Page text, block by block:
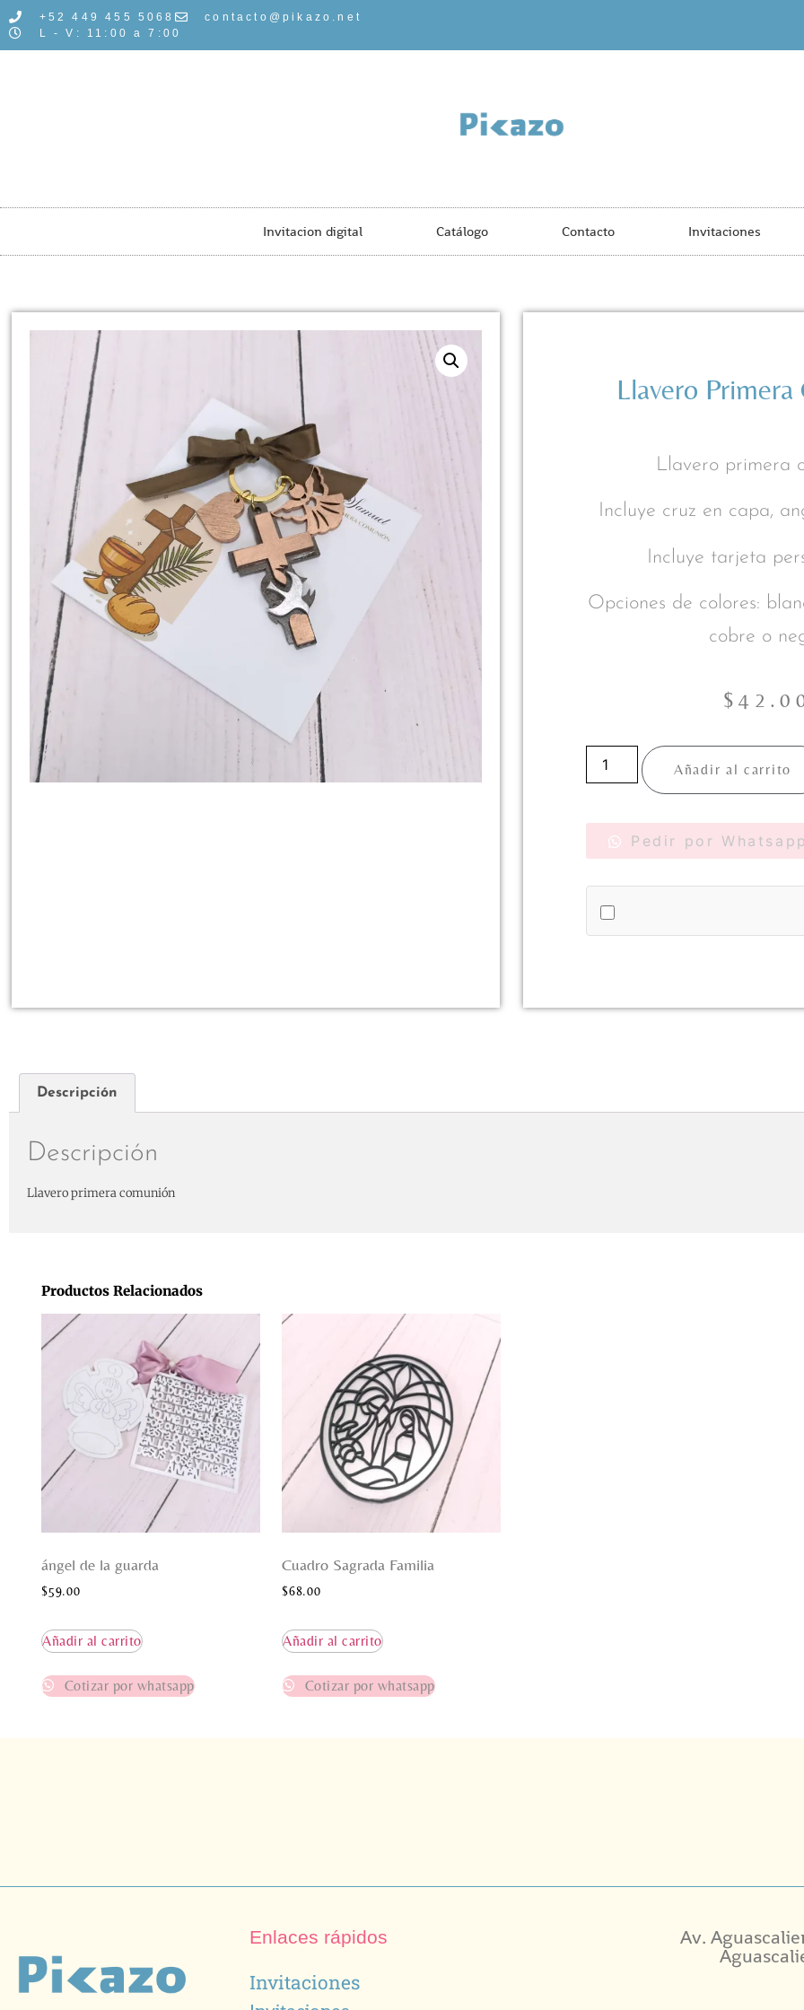
+52 449 455 5068
contacto@pikazo.net
L - V: 11:00 a 7:00
Invitacion digital Catálogo Contacto Invitaciones
Llavero
Llavero primera
Incluye cruz en capa,
Incluye tarjeta
Opciones de colores:
cobre o
$
Añadir al carrito
Pedir por
Descripción
Descripción
Llavero primera comunión
Productos Relacionados
ángel de la guarda
$59.00
Añadir al carrito
Cotizar por whatsapp
Cuadro Sagrada Familia
$68.00
Añadir al carrito
Cotizar por whatsapp
Enlaces rápidos
Invitaciones
Av.